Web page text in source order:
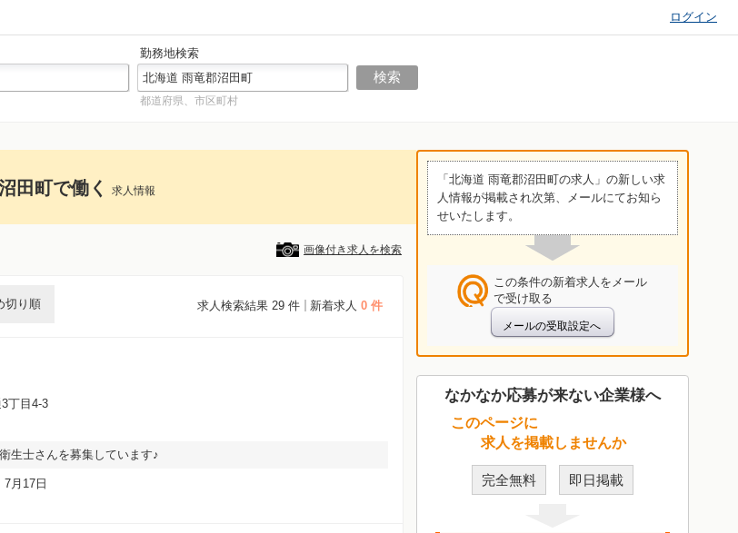
ログイン
勤務地検索
都道府県、市区町村
田町で働く 求人情報
画像付き求人を検索
求人検索結果 29 件 新着求人 0 件
切り順
丁目4-3
生士さんを募集しています♪
月17日
「北海道 雨竜郡沼田町の求人」の新しい求
人情報が掲載され次第、メールにてお知ら
せいたします。
この条件の新着求人をメール
で受け取る
なかなか応募が来ない企業様へ
このページに
求人を掲載しませんか
完全無料 即日掲載